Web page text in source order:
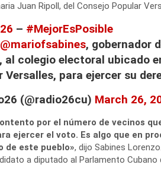
Juan Ripoll, del Consejo Popular
– #MejorEsPosible
@mariofsabines, gobernador
al colegio electoral ubicado
Versalles, para ejercer su
(@radio26cu) March 26,
por el número de vecinos
ejercer el voto. Es algo que en
de este pueblo», dijo Sabines Lorenzo.
a diputado al Parlamento